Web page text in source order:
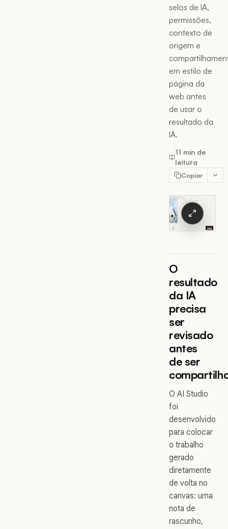
selos de IA,
permissões,
contexto de
origem e
em estilo de
página da
web antes
de usar o
resultado da
IA.
11 min de
leitura
Copiar
O
resultado
da IA
precisa
ser
revisado
antes
de ser
O AI Studio
foi
desenvolvido
para colocar
o trabalho
gerado
diretamente
de volta no
canvas: uma
nota de
rascunho,